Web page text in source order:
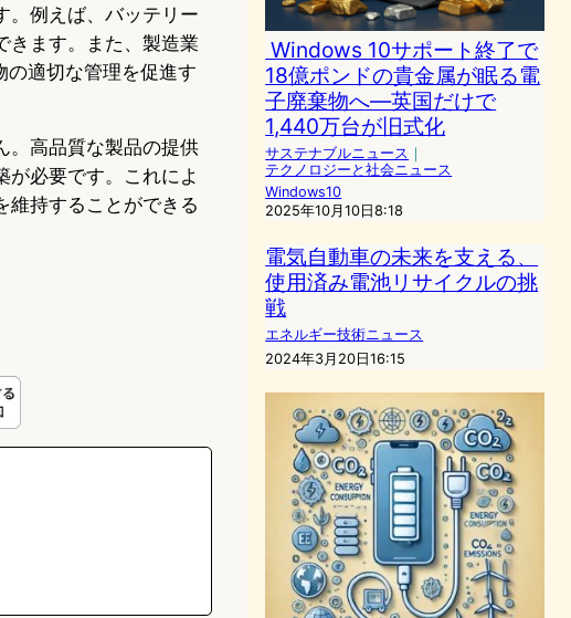
。例えば、バッテリー
きます。また、製造業
の適切な管理を促進す
。高品質な製品の提供
が必要です。これによ
維持することができる
Windows 10サポート終了で
18億ポンドの貴金属が眠る電
子廃棄物へ―英国だけで
1,440万台が旧式化
サステナブルニュース ｜
テクノロジーと社会ニュース
Windows10
2025年10月10日8:18
電気自動車の未来を支える、
使用済み電池リサイクルの挑
戦
エネルギー技術ニュース
2024年3月20日16:15